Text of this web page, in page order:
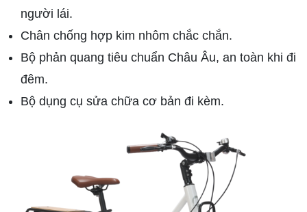
người lái.
Chân chống hợp kim nhôm chắc chắn.
Bộ phản quang tiêu chuẩn Châu Âu, an toàn khi đi
đêm.
Bộ dụng cụ sửa chữa cơ bản đi kèm.